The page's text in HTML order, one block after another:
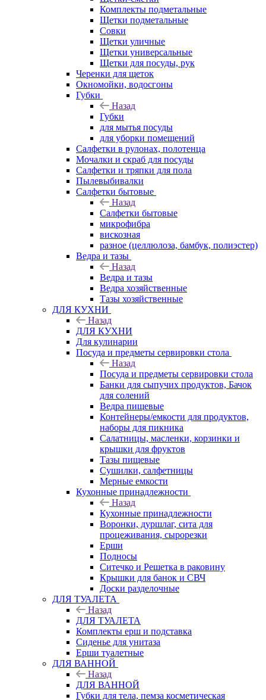
Комплекты подметальные
Щетки подметальные
Совки
Щетки уличные
Щетки универсальные
Щетки для посуды, рук
Черенки для щеток
Окномойки, водосгоны
Губки
Назад
Губки
для мытья посуды
для уборки помещений
Салфетки в рулонах, полотенца
Мочалки и скраб для посуды
Салфетки и тряпки для пола
Пылевыбивалки
Салфетки бытовые
Назад
Салфетки бытовые
микрофибра
вискозная
разное (целлюлоза, бамбук, полиэстер)
Ведра и тазы
Назад
Ведра и тазы
Ведра хозяйственные
Тазы хозяйственные
ДЛЯ КУХНИ
Назад
ДЛЯ КУХНИ
Для кулинарии
Посуда и предметы сервировки стола
Назад
Посуда и предметы сервировки стола
Банки для сыпучих продуктов, Бачок
для солений
Ведра пищевые
Контейнеры/емкости для продуктов,
наборы для пикника
Салатницы, масленки, корзинки и
крышки для фруктов
Тазы пищевые
Сушилки, салфетницы
Мерные емкости
Кухонные принадлежности
Назад
Кухонные принадлежности
Воронки, дуршлаг, сита для
процеживания, сырорезки
Ерши
Подносы
Ситечко и Решетка в раковину
Крышки для банок и СВЧ
Доски разделочные
ДЛЯ ТУАЛЕТА
Назад
ДЛЯ ТУАЛЕТА
Комплекты ерш и подставка
Сиденье для унитаза
Ерши туалетные
ДЛЯ ВАННОЙ
Назад
ДЛЯ ВАННОЙ
Губки для тела, пемза косметическая